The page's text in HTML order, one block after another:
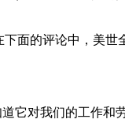
下面的评论中，美世
对我们的工作和